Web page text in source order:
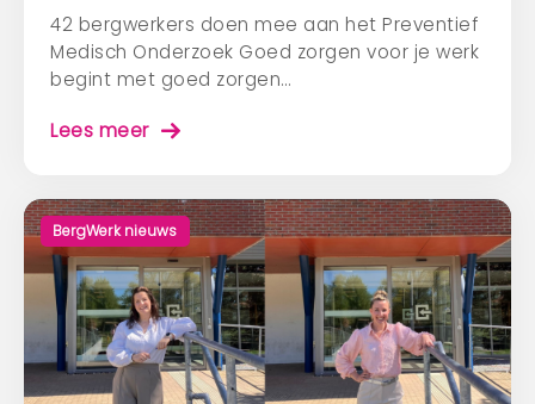
42 bergwerkers doen mee aan het Preventief
Medisch Onderzoek Goed zorgen voor je werk
begint met goed zorgen…
Lees meer
BergWerk nieuws